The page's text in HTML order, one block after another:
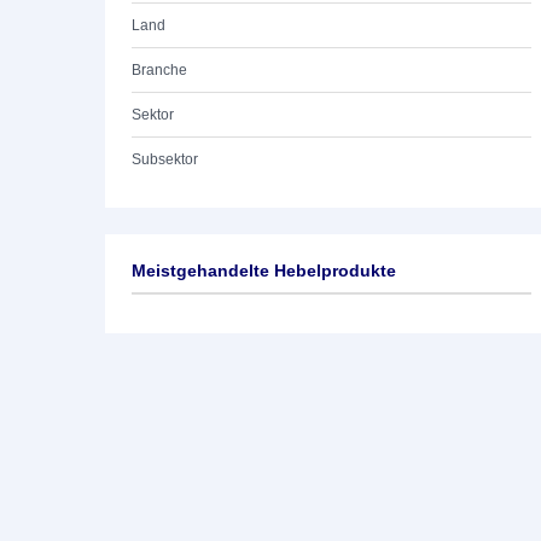
Land
Branche
Sektor
Subsektor
Meistgehandelte Hebelprodukte